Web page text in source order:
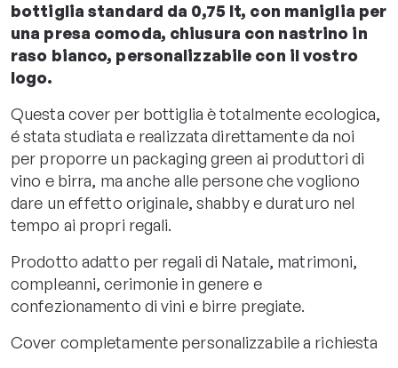
bottiglia standard da 0,75 lt, con maniglia per
una presa comoda, chiusura con nastrino in
raso bianco, personalizzabile con il vostro
logo.
Questa cover per bottiglia è totalmente ecologica,
é stata studiata e realizzata direttamente da noi
per proporre un packaging green ai produttori di
vino e birra, ma anche alle persone che vogliono
dare un effetto originale, shabby e duraturo nel
tempo ai propri regali.
Prodotto adatto per regali di Natale, matrimoni,
compleanni, cerimonie in genere e
confezionamento di vini e birre pregiate.
Cover completamente personalizzabile a richiesta